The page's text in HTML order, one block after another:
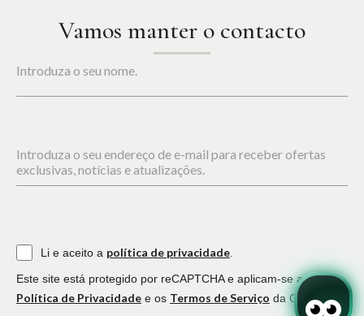
Vamos manter o contacto
Introduza o seu nome.
Introduza o seu endereço de e-mail para receber ofertas
exclusivas, notícias e atualizações.
Li e aceito a política de privacidade.
Este site está protegido por reCAPTCHA e aplicam-se a
Política de Privacidade e os Termos de Serviço da Google.